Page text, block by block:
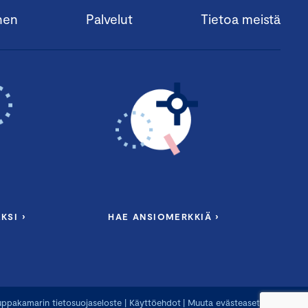
Palvelut Tietoa meistä
› HAE ANSIOMERKKIÄ ›
tietosuojaseloste | Käyttöehdot | Muuta evästeasetuksia